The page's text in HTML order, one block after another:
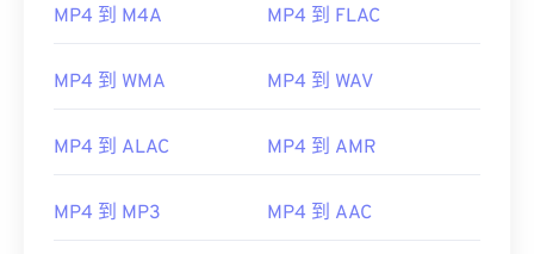
MP4 到 M4A MP4 到 FLAC
MP4 到 WMA MP4 到 WAV
MP4 到 ALAC MP4 到 AMR
MP4 到 MP3 MP4 到 AAC